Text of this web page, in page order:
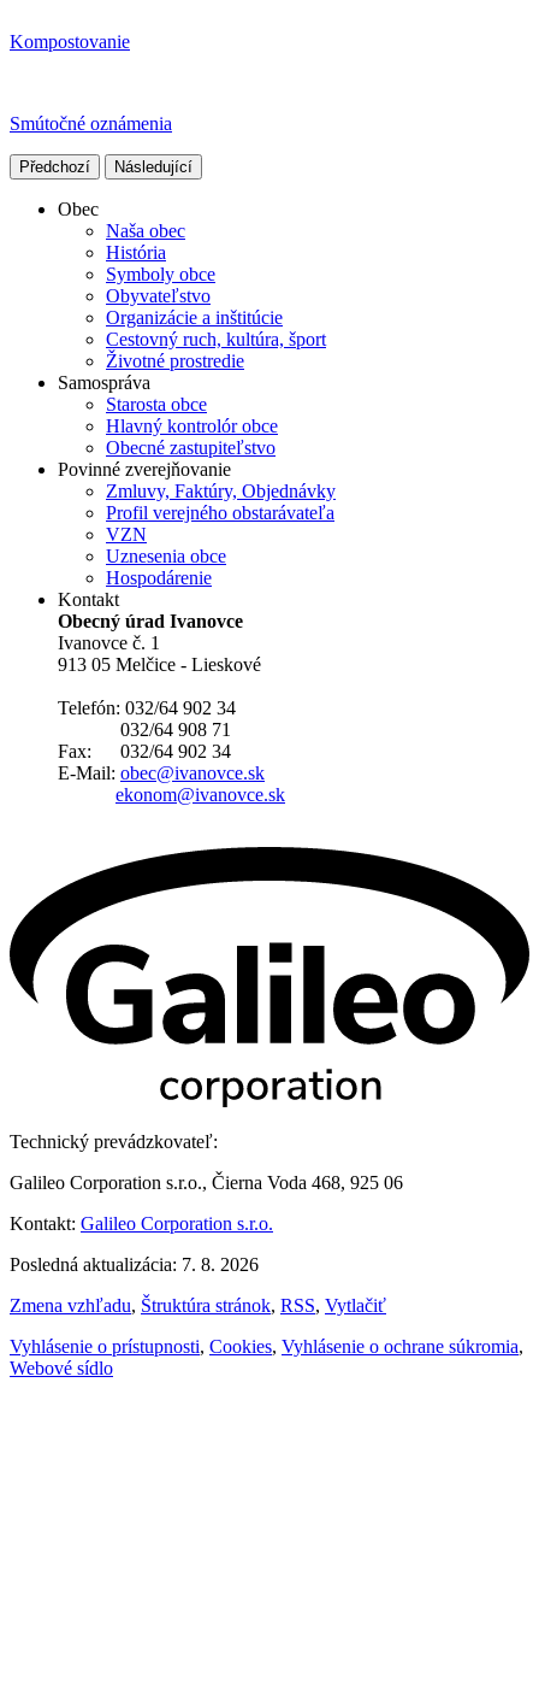
Kompostovanie
Smútočné oznámenia
Předchozí Následující
Obec
Naša obec
História
Symboly obce
Obyvateľstvo
Organizácie a inštitúcie
Cestovný ruch, kultúra, šport
Životné prostredie
Samospráva
Starosta obce
Hlavný kontrolór obce
Obecné zastupiteľstvo
Povinné zverejňovanie
Zmluvy, Faktúry, Objednávky
Profil verejného obstarávateľa
VZN
Uznesenia obce
Hospodárenie
Kontakt
Obecný úrad Ivanovce
Ivanovce č. 1
913 05 Melčice - Lieskové
Telefón: 032/64 902 34
032/64 908 71
Fax: 032/64 902 34
E-Mail: obec@ivanovce.sk
ekonom@ivanovce.sk
Technický prevádzkovateľ:
Galileo Corporation s.r.o., Čierna Voda 468, 925 06
Kontakt: Galileo Corporation s.r.o.
Posledná aktualizácia: 7. 8. 2026
Zmena vzhľadu, Štruktúra stránok, RSS, Vytlačiť
Vyhlásenie o prístupnosti, Cookies, Vyhlásenie o ochrane súkromia,
Webové sídlo